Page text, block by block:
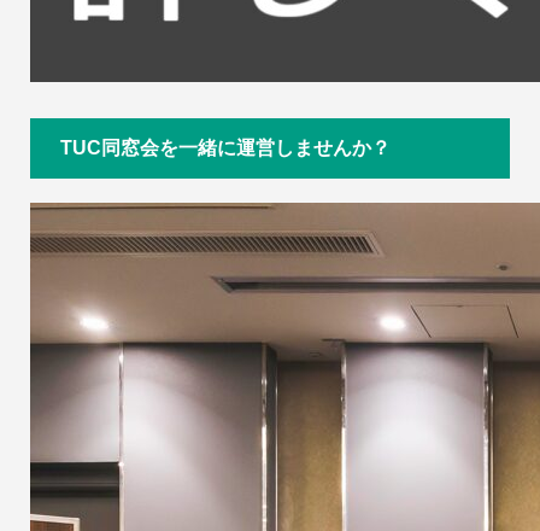
TUC同窓会を一緒に運営しませんか？